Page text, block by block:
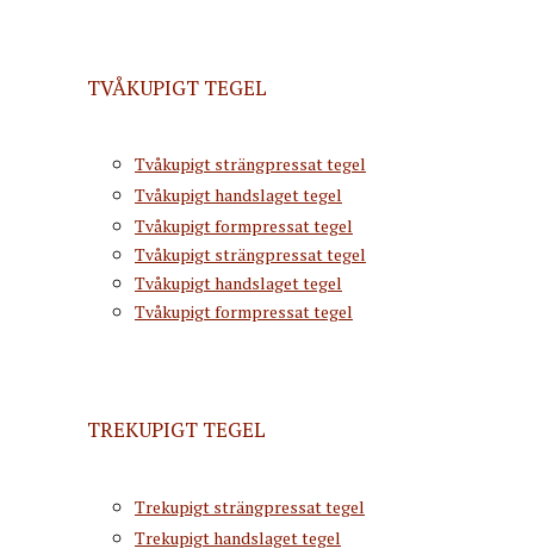
TVÅKUPIGT TEGEL
Tvåkupigt strängpressat tegel
Tvåkupigt handslaget tegel
Tvåkupigt formpressat tegel
Tvåkupigt strängpressat tegel
Tvåkupigt handslaget tegel
Tvåkupigt formpressat tegel
TREKUPIGT TEGEL
Trekupigt strängpressat tegel
Trekupigt handslaget tegel